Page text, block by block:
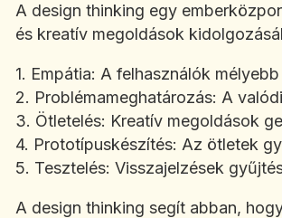
A design thinking egy
és kreatív megoldások
1. Empátia: A felhasználók
2. Problémameghatározás: A
3. Ötletelés: Kreatív megoldások
4. Prototípuskészítés: Az ötletek
5. Tesztelés: Visszajelzések
A design thinking segít abban,